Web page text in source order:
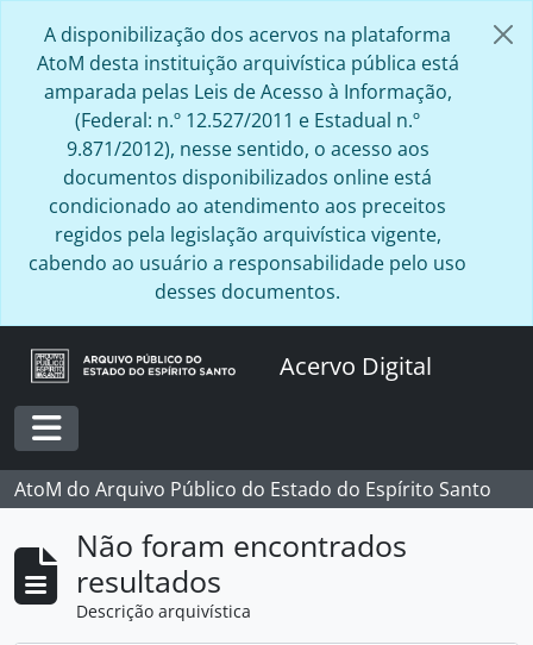
A disponibilização dos acervos na plataforma
AtoM desta instituição arquivística pública está
amparada pelas Leis de Acesso à Informação,
(Federal: n.º 12.527/2011 e Estadual n.º
9.871/2012), nesse sentido, o acesso aos
documentos disponibilizados online está
condicionado ao atendimento aos preceitos
regidos pela legislação arquivística vigente,
cabendo ao usuário a responsabilidade pelo uso
desses documentos.
Acervo Digital
Toggle navigation
AtoM do Arquivo Público do Estado do Espírito Santo
Não foram encontrados
resultados
Descrição arquivística